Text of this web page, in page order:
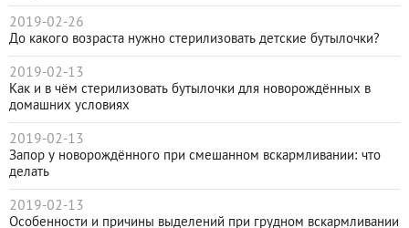
2019-02-26
До какого возраста нужно стерилизовать детские бутылочки?
2019-02-13
Как и в чём стерилизовать бутылочки для новорождённых в
домашних условиях
2019-02-13
Запор у новорождённого при смешанном вскармливании: что
делать
2019-02-13
Особенности и причины выделений при грудном вскармливании